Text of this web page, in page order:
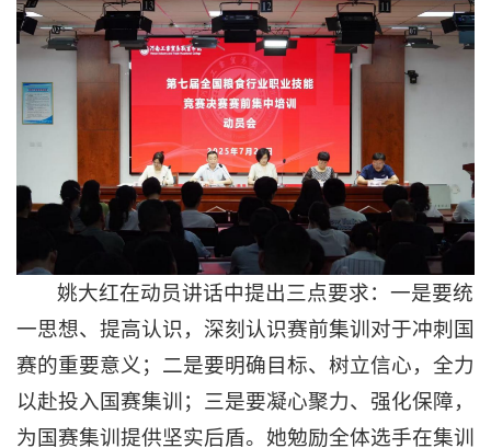
姚大红在动员讲话中提出三点要求：一是要统
一思想、提高认识，深刻认识赛前集训对于冲刺国
赛的重要意义；二是要明确目标、树立信心，全力
以赴投入国赛集训；三是要凝心聚力、强化保障，
为国赛集训提供坚实后盾。她勉励全体选手在集训